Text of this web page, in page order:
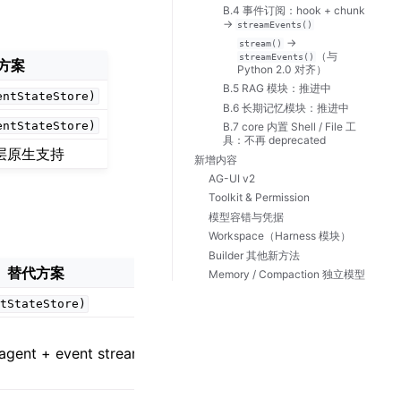
案
原生支持
替代方案
+ event stream
B.4 事件订阅：hook + chunk
→
streamEvents()
stream()
→
streamEvents()
（与
Python 2.0 对齐）
B.5 RAG 模块：推进中
B.6 长期记忆模块：推进中
B.7 core 内置 Shell / File 工
具：不再 deprecated
新增内容
AG-UI v2
Toolkit & Permission
模型容错与凭据
Workspace（Harness 模块）
Builder 其他新方法
Memory / Compaction 独立模型